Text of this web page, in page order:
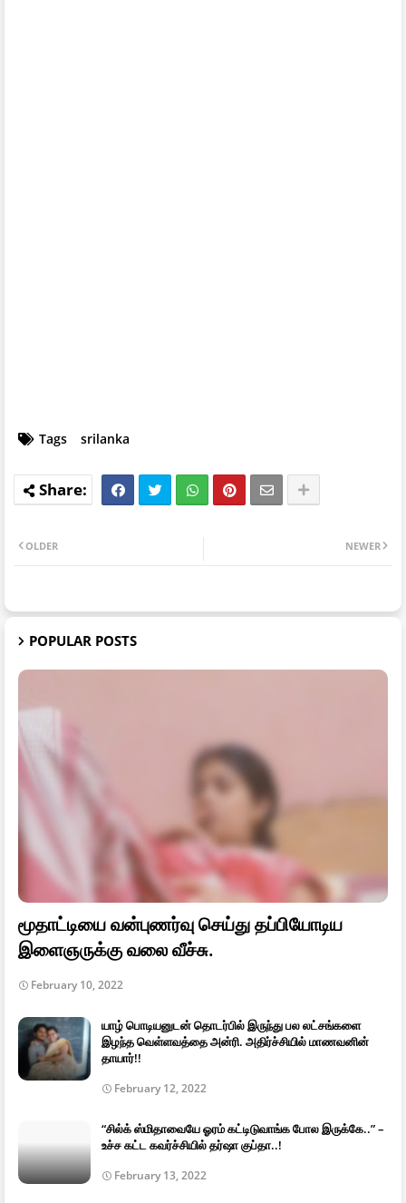
Tags srilanka
NEWER
OLDER
POPULAR POSTS
மூதாட்டியை வன்புணர்வு செய்து தப்பியோடிய
இளைஞருக்கு வலை வீச்சு.
February 10, 2022
யாழ் பொடியனுடன் தொடர்பில் இருந்து பல லட்சங்களை
இழந்த வெள்ளவத்தை அன்ரி. அதிர்ச்சியில் மாணவனின்
தாயார்!!
February 12, 2022
“சில்க் ஸ்மிதாவையே ஓரம் கட்டிடுவாங்க போல இருக்கே..” –
உச்ச கட்ட கவர்ச்சியில் தர்ஷா குப்தா..!
February 13, 2022